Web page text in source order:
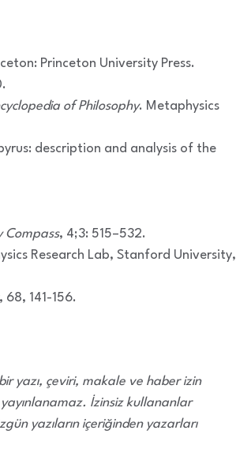
Princeton University Press.
of Philosophy. Metaphysics
description and analysis of the
Compass, 4;3: 515–532.
Research Lab, Stanford University,
, 68, 141-156.
yazı, çeviri, makale ve haber izin
İzinsiz kullananlar
yazıların içeriğinden yazarları